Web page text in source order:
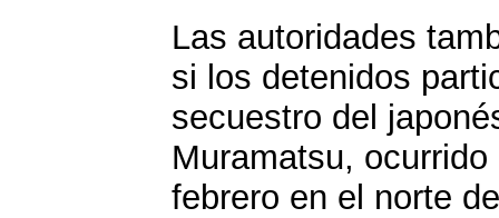
Las autoridades
si los detenidos
secuestro del
Muramatsu,
febrero en el norte